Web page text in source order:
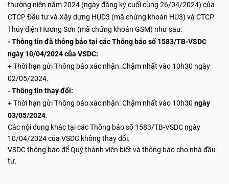
thường niên năm 2024 (ngày đăng ký cuối cùng 26/04/2024) của
CTCP Đầu tư và Xây dựng HUD3 (mã chứng khoán HU3) và CTCP
Thủy điện Hương Sơn (mã chứng khoán GSM) như sau:
- Thông tin đã thông báo tại các Thông báo số 1583/TB-VSDC
ngày 10/04/2024 của VSDC:
+ Thời hạn gửi Thông báo xác nhận: Chậm nhất vào 10h30 ngày
02/05/2024.
- Thông tinthay đổi:
+ Thời hạn gửi Thông báo xác nhận: Chậm nhất vào 10h30 ngày
03/05/2024.
Các nội dung khác tại các Thông báo số 1583/TB-VSDC ngày
10/04/2024 của VSDC không thay đổi.
VSDC thông báo để Quý thành viên biết và thông báo cho nhà đầu
tư.